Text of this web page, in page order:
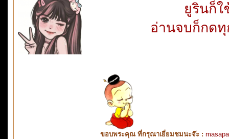
ยูรินก็ใ
อ่านจบก็กด
ขอบพระคุณ ที่กรุณาเยี่ยมชมนะจ๊ะ :